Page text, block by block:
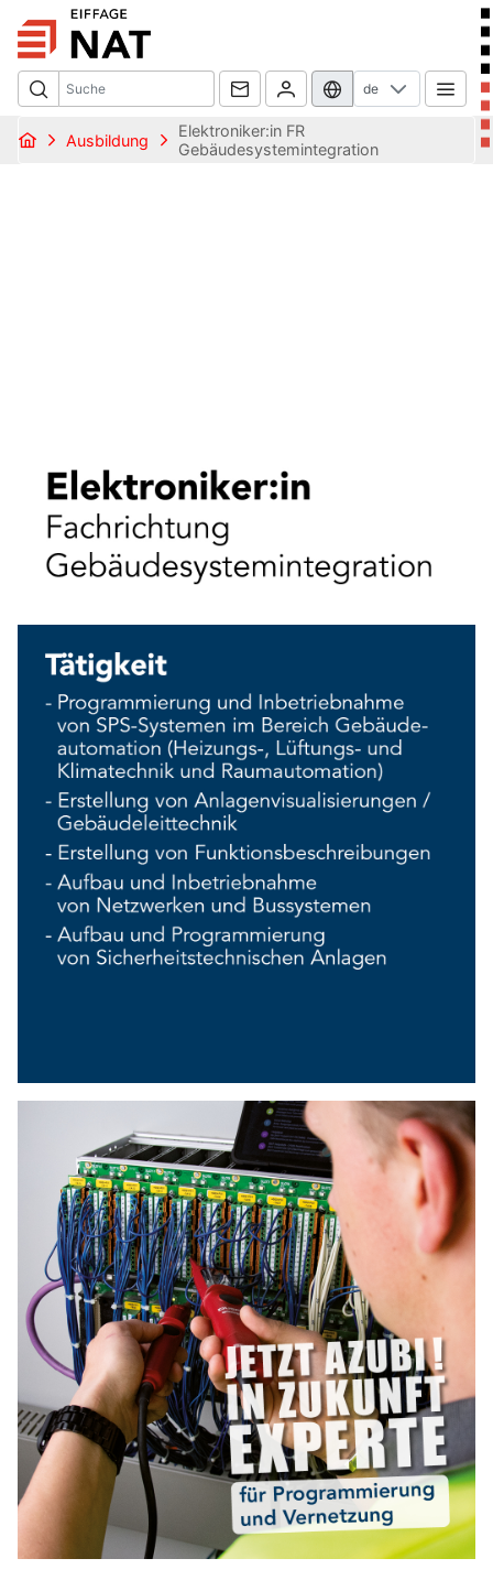
de
Ausbildung
Elektroniker:in FR
Gebäudesystemintegration